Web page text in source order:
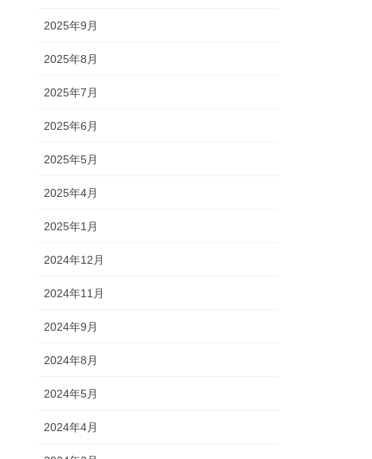
2025年9月
2025年8月
2025年7月
2025年6月
2025年5月
2025年4月
2025年1月
2024年12月
2024年11月
2024年9月
2024年8月
2024年5月
2024年4月